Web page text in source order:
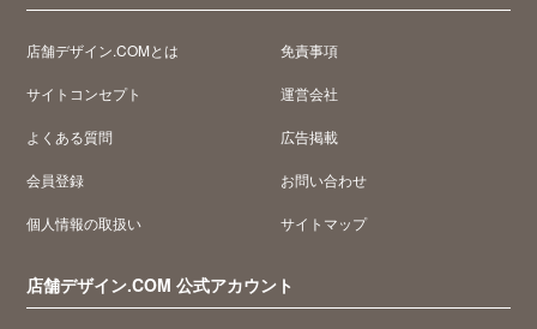
店舗デザイン.COMとは
サイトコンセプト
よくある質問
会員登録
個人情報の取扱い
免責事項
運営会社
広告掲載
お問い合わせ
サイトマップ
店舗デザイン.COM 公式アカウント